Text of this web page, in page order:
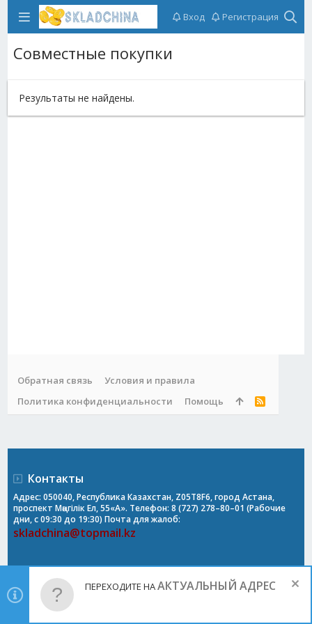
Вход Регистрация
Совместные покупки
Результаты не найдены.
Обратная связь
Условия и правила
Политика конфиденциальности
Помощь
R
Контакты
Адрес: 050040, Республика Казахстан, Z05T8F6, город Астана,
проспект Мәңгілік Ел, 55«А». Телефон: 8 (727) 278–80–01 (Рабочие
дни, с 09:30 до 19:30) Почта для жалоб:
skladchina@topmail.kz
ПЕРЕХОДИТЕ НААКТУАЛЬНЫЙ АДРЕС